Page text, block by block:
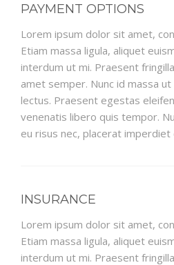
PAYMENT OPTIONS
Lorem ipsum dolor sit amet,
Etiam massa ligula, aliquet
interdum ut mi. Praesent
amet semper. Nunc id massa
lectus. Praesent egestas
venenatis libero quis tempor.
eu risus nec, placerat imperdiet
INSURANCE
Lorem ipsum dolor sit amet,
Etiam massa ligula, aliquet
interdum ut mi. Praesent